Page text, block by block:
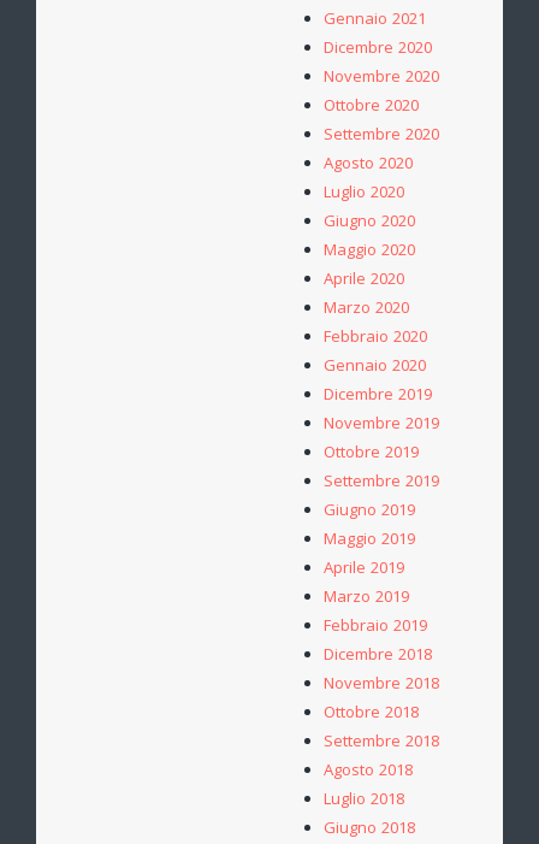
Gennaio 2021
Dicembre 2020
Novembre 2020
Ottobre 2020
Settembre 2020
Agosto 2020
Luglio 2020
Giugno 2020
Maggio 2020
Aprile 2020
Marzo 2020
Febbraio 2020
Gennaio 2020
Dicembre 2019
Novembre 2019
Ottobre 2019
Settembre 2019
Giugno 2019
Maggio 2019
Aprile 2019
Marzo 2019
Febbraio 2019
Dicembre 2018
Novembre 2018
Ottobre 2018
Settembre 2018
Agosto 2018
Luglio 2018
Giugno 2018